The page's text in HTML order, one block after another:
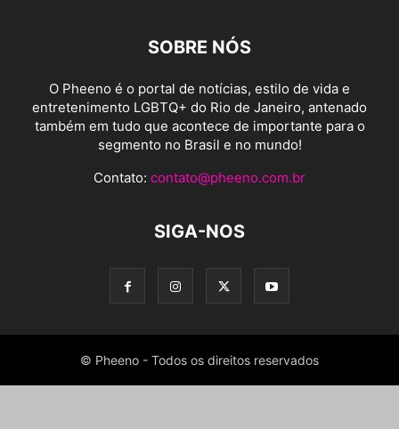
SOBRE NÓS
O Pheeno é o portal de notícias, estilo de vida e
entretenimento LGBTQ+ do Rio de Janeiro, antenado
também em tudo que acontece de importante para o
segmento no Brasil e no mundo!
Contato: contato@pheeno.com.br
SIGA-NOS
© Pheeno - Todos os direitos reservados